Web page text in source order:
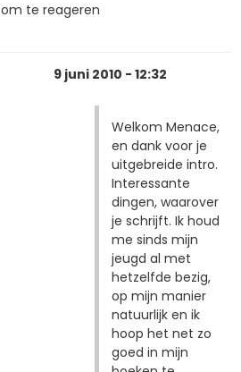
om te reageren
9 juni 2010 - 12:32
Welkom Menace,
en dank voor je
uitgebreide intro.
Interessante
dingen, waarover
je schrijft. Ik houd
me sinds mijn
jeugd al met
hetzelfde bezig,
op mijn manier
natuurlijk en ik
hoop het net zo
goed in mijn